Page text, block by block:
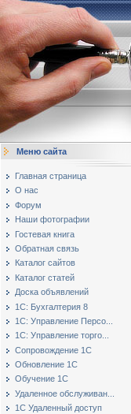
Меню сайта
Главная страница
О нас
Форум
Наши фотографии
Гостевая книга
Обратная связь
Каталог сайтов
Каталог статей
Доска объявлений
1С: Бухгалтерия 8
1С: Управление Персо...
1С: Управление торго...
Сопровождение 1С
Обновление 1С
Обучение 1С
Удаленное обслуживан...
1С Удаленный доступ